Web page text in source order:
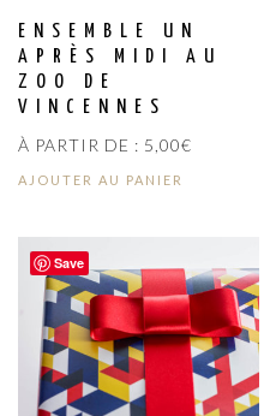
ENSEMBLE UN
APRÈS MIDI AU
ZOO DE
VINCENNES
À PARTIR DE : 5,00€
AJOUTER AU PANIER
Save